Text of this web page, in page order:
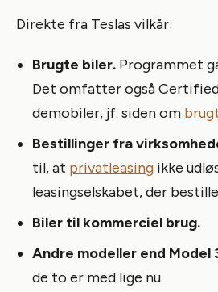
Direkte fra Teslas vilkår:
Brugte biler. Programmet
Det omfatter også
demobiler, jf. siden om
Bestillinger fra
til, at privatleasing ikke
leasingselskabet, der
Biler til kommerciel brug.
Andre modeller end Model
de to er med lige nu.